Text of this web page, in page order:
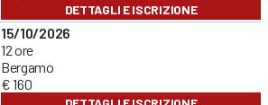
DETTAGLI E ISCRIZIONE
15/10/2026
12 ore
Bergamo
€ 160